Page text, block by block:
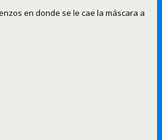
en donde se le cae la máscara a